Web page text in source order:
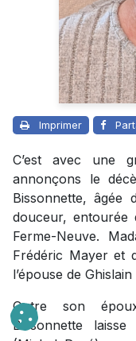
Imprimer
C’est avec une
annonçons le
Bissonnette,
douceur, entourée
Ferme-Neuve.
Frédéric Mayer et
l’épouse de
Outre son
Bissonnette